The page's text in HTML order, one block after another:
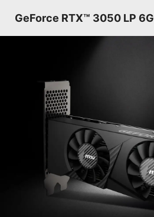
GeForce RTX™ 3050 LP 6G